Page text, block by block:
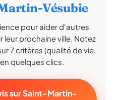
Vésubie
pour aider d'autres
leur prochaine ville. Notez
7 critères (qualité de vie,
quelques clics.
sur Saint-Martin-